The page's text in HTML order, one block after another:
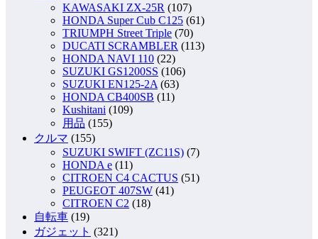
KAWASAKI ZX-25R (107)
HONDA Super Cub C125 (61)
TRIUMPH Street Triple (70)
DUCATI SCRAMBLER (113)
HONDA NAVI 110 (22)
SUZUKI GS1200SS (106)
SUZUKI EN125-2A (63)
HONDA CB400SB (11)
Kushitani (109)
用品 (155)
クルマ (155)
SUZUKI SWIFT (ZC11S) (7)
HONDA e (11)
CITROEN C4 CACTUS (51)
PEUGEOT 407SW (41)
CITROEN C2 (18)
自転車 (19)
ガジェット (321)